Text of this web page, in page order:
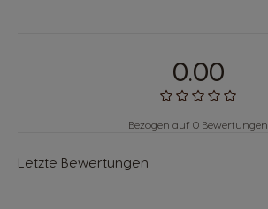
0.00
Bezogen auf 0 Bewertungen
Letzte Bewertungen